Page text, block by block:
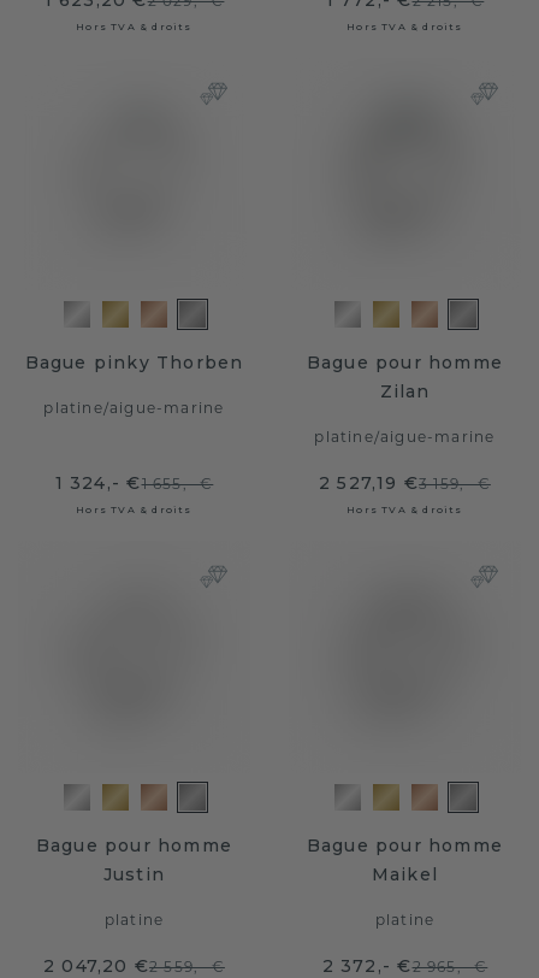
Hors TVA & droits Hors TVA & droits
Bague pinky Thorben
platine/aigue-marine
1 324,- €1 655,- €
Hors TVA & droits
Bague pour homme
Zilan
platine/aigue-marine
2 527,19 €3 159,- €
Hors TVA & droits
Bague pour homme
Justin
platine
2 047,20 €2 559,- €
Bague pour homme
Maikel
platine
2 372,- €2 965,- €